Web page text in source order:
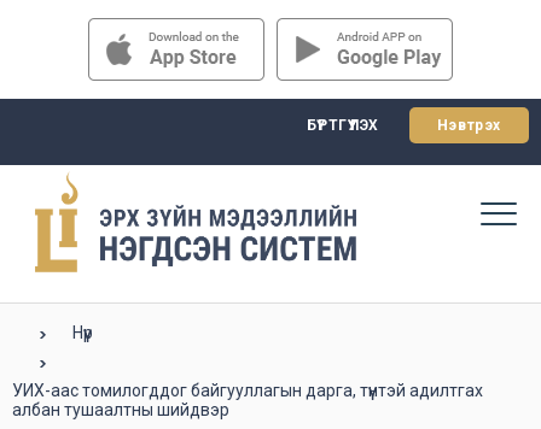
БҮРТГҮҮЛЭХ Нэвтрэх
Нүүр
УИХ-аас томилогддог байгууллагын дарга, түүнтэй адилтгах
албан тушаалтны шийдвэр